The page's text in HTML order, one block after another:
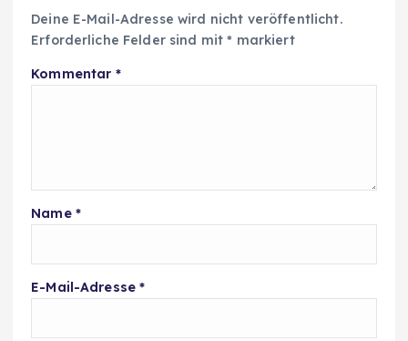
Deine E-Mail-Adresse wird nicht veröffentlicht.
Erforderliche Felder sind mit* markiert
Kommentar *
Name *
E-Mail-Adresse*